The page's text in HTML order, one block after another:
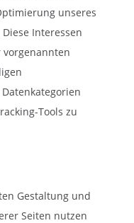
unseres
Interessen
Tools zu
Gestaltung und
Seiten nutzen